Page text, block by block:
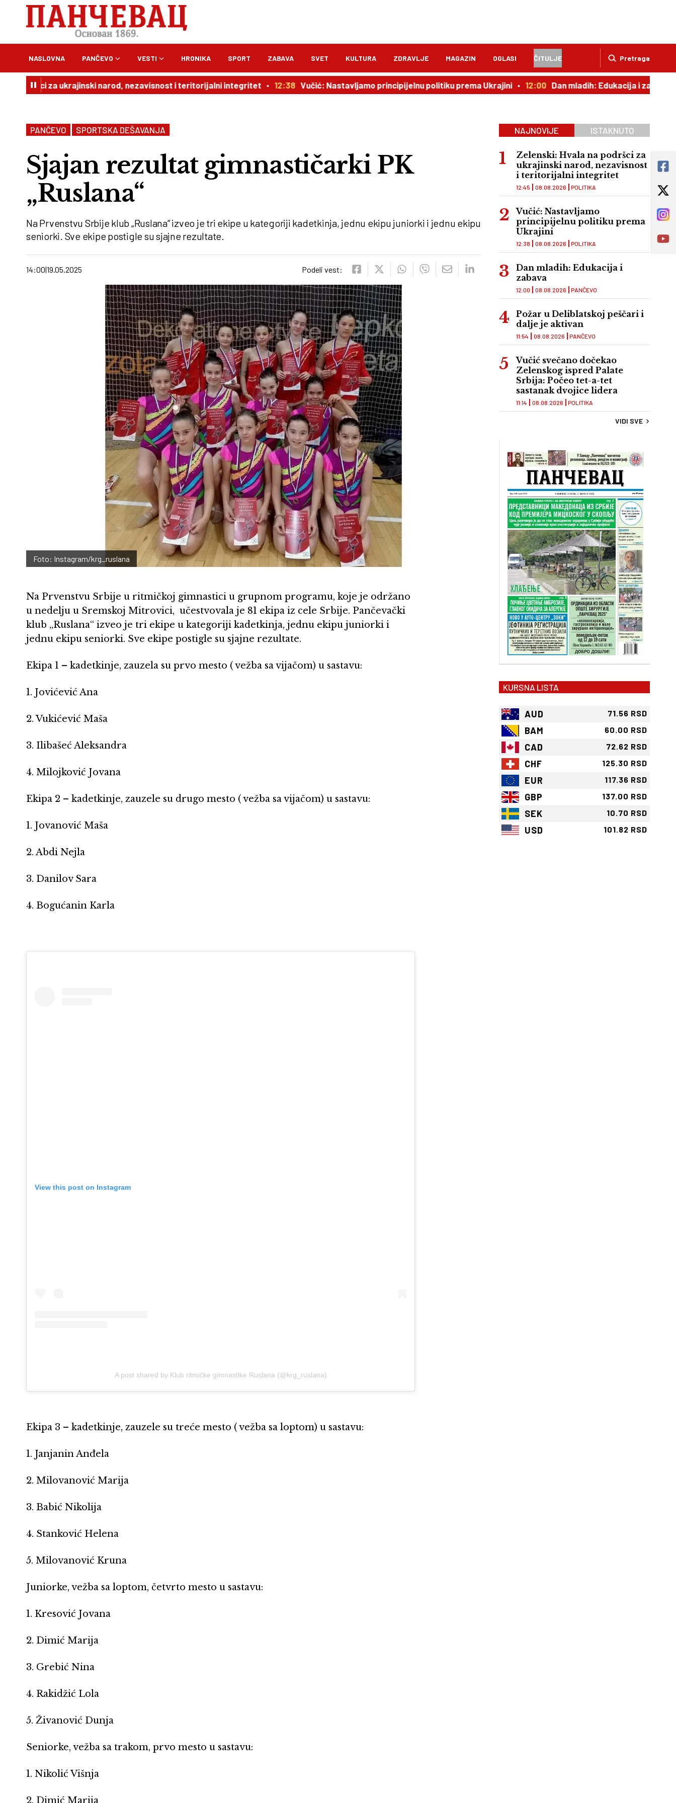
Pretraga
NASLOVNA PANČEVO VESTI HRONIKA SPORT ZABAVA SVET KULTURA ZDRAVLJE MAGAZIN OGLASI ČITULJE
podršci za ukrajinski narod, nezavisnost i teritorijalni integritet 12:38 Vučić: Nastavljamo principijelnu politiku prema Ukrajini 12:00 Dan mladih: Edukacija i zabava
PANČEVO SPORTSKA DEŠAVANJA
Sjajan rezultat gimnastičarki PK
„Ruslana“
Na Prvenstvu Srbije klub „Ruslana“ izveo je tri ekipe u kategoriji kadetkinja, jednu ekipu juniorki i jednu ekipu
seniorki. Sve ekipe postigle su sjajne rezultate.
14:00 19.05.2025 Podeli vest:
Foto: Instagram/krg_ruslana
Na Prvenstvu Srbije u ritmičkoj gimnastici u grupnom programu, koje je održano
u nedelju u Sremskoj Mitrovici, učestvovala je 81 ekipa iz cele Srbije. Pančevački
klub „Ruslana“ izveo je tri ekipe u kategoriji kadetkinja, jednu ekipu juniorki i
jednu ekipu seniorki. Sve ekipe postigle su sjajne rezultate.
Ekipa 1 – kadetkinje, zauzela su prvo mesto ( vežba sa vijačom) u sastavu:
1. Jovićević Ana
2. Vukićević Maša
3. Ilibašeć Aleksandra
4. Milojković Jovana
Ekipa 2 – kadetkinje, zauzele su drugo mesto ( vežba sa vijačom) u sastavu:
1. Jovanović Maša
2. Abdi Nejla
3. Danilov Sara
4. Bogućanin Karla
View this post on Instagram
A post shared by Klub ritmičke gimnastike Ruslana (@krg_ruslana)
Ekipa 3 – kadetkinje, zauzele su treće mesto ( vežba sa loptom) u sastavu:
1. Janjanin Anđela
2. Milovanović Marija
3. Babić Nikolija
4. Stanković Helena
5. Milovanović Kruna
Juniorke, vežba sa loptom, četvrto mesto u sastavu:
1. Kresović Jovana
2. Dimić Marija
3. Grebić Nina
4. Rakidžić Lola
5. Živanović Dunja
Seniorke, vežba sa trakom, prvo mesto u sastavu:
1. Nikolić Višnja
2. Dimić Marija
NAJNOVIJE ISTAKNUTO
Zelenski: Hvala na podršci za
ukrajinski narod, nezavisnost
i teritorijalni integritet
POLITIKA
12:45 08.08.2026
Vučić: Nastavljamo
principijelnu politiku prema
Ukrajini
POLITIKA
12:38 08.08.2026
Dan mladih: Edukacija i
zabava
PANČEVO
12:00 08.08.2026
Požar u Deliblatskoj peščari i
dalje je aktivan
PANČEVO
11:54 08.08.2026
Vučić svečano dočekao
Zelenskog ispred Palate
Srbija: Počeo tet-a-tet
sastanak dvojice lidera
POLITIKA
11:14 08.08.2026
VIDI SVE
KURSNA LISTA
AUD 71.56 RSD
BAM 60.00 RSD
CAD 72.62 RSD
CHF 125.30 RSD
EUR 117.36 RSD
GBP 137.00 RSD
SEK 10.70 RSD
USD 101.82 RSD